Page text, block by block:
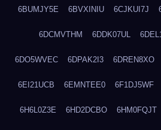
6BUMJY5E 6BVXINIU 6CJKUI7J
6DCMVTHM 6DDK07UL
6DO5WVEC 6DPAK2I3 6DREN8XO
6EI21UCB 6EMNTEE0 6F1DJ5WF
6H6L0Z3E 6HD2DCBO 6HM0FQJT